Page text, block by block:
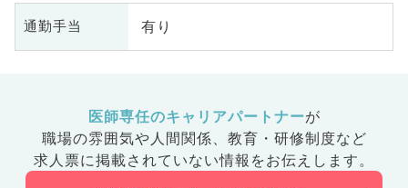
通勤手当 有り
医師専任のキャリアパートナーが
職場の雰囲気や人間関係、 教育・研修制度など
求人票に掲載されていない情報をお伝えします。